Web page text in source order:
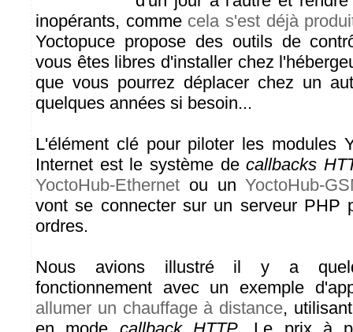
inopérants, comme cela s'est déjà
Yoctopuce propose des outils de
vous êtes libres d'installer chez
que vous pourrez déplacer chez un
quelques années si besoin...
L'élément clé pour piloter les modules
Internet est le système decallbacks
YoctoHub-Ethernet ou unYoctoHub-
vont se connecter sur un serveur PHP
ordres.
Nous avions illustré il y a
fonctionnement avec un exemple
allumer un chauffage à distance,